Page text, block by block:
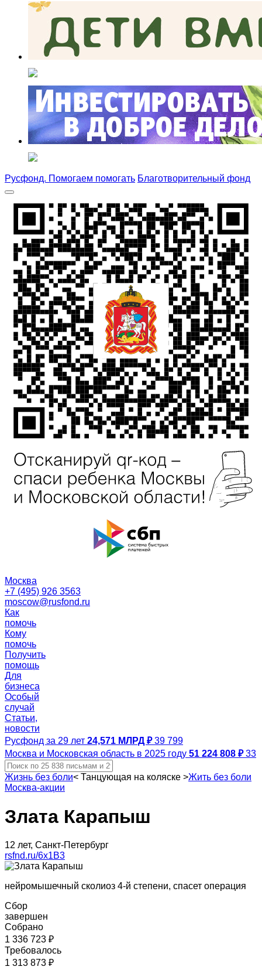
Русфонд. Помогаем помогать Благотворительный фонд
Москва
+7 (495) 926 3563
moscow@rusfond.ru
Как
помочь
Кому
помочь
Получить
помощь
Для
бизнеса
Особый
случай
Статьи,
новости
Русфонд за 29 лет 24,571 МЛРД ₽ 39 799
Москва и Московская область в 2025 году 51 224 808 ₽ 33
Жизнь без боли< Танцующая на коляске >Жить без боли
Москва-акции
Злата Карапыш
12 лет, Санкт-Петербург
rsfnd.ru/6x1B3
нейромышечный сколиоз 4-й степени, спасет операция
Сбор
завершен
Собрано
1 336 723 ₽
Требовалось
1 313 873 ₽